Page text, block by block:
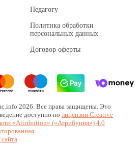
Педагогу
Политика обработки
персональных данных
Договор оферты
2026. Все права защищены. Это
доступно по лицензии Creative
«Attribution» («Атрибуция») 4.0
.